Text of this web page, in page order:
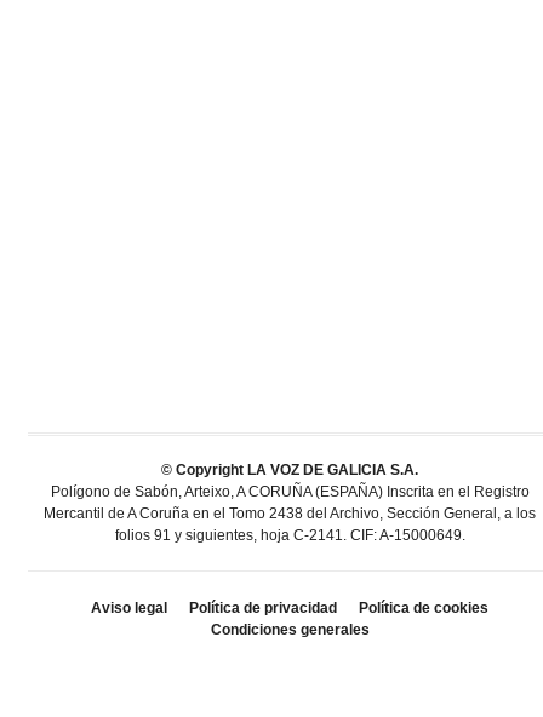
© Copyright LA VOZ DE GALICIA S.A.
Polígono de Sabón, Arteixo, A CORUÑA (ESPAÑA) Inscrita en el Registro
Mercantil de A Coruña en el Tomo 2438 del Archivo, Sección General, a los
folios 91 y siguientes, hoja C-2141. CIF: A-15000649.
Aviso legal Política de privacidad
Política de cookies
Condiciones generales